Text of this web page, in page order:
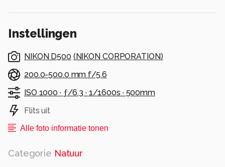
Instellingen
NIKON D500 (NIKON CORPORATION)
200.0-500.0 mm f/5.6
ISO 1000 · ƒ/6.3 · 1/1600s · 500mm
Flits uit
Alle foto informatie tonen
Categorie Natuur